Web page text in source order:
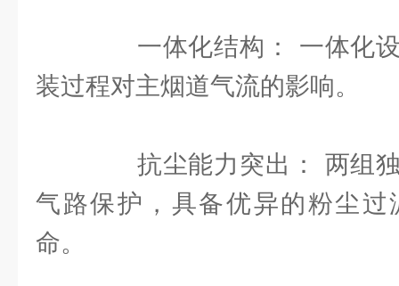
一体化结构： 一体化设
装过程对主烟道气流的影响。
抗尘能力突出： 两组独
气路保护，具备优异的粉尘过
命。